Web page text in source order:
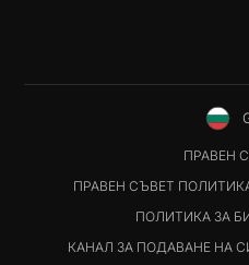
ПРАВЕН
ПРАВЕН СЪВЕТ
ПОЛИТИКА ЗА
КАНАЛ ЗА ПОДАВАНЕ НА